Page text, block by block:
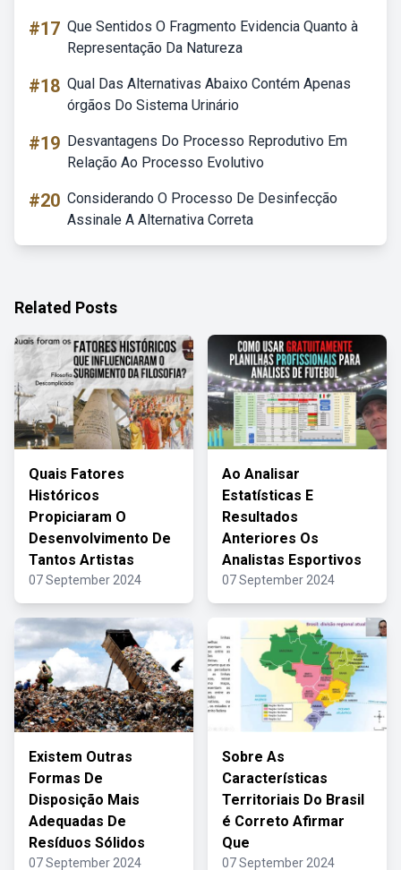
#17 Que Sentidos O Fragmento Evidencia Quanto à
Representação Da Natureza
#18 Qual Das Alternativas Abaixo Contém Apenas
órgãos Do Sistema Urinário
#19 Desvantagens Do Processo Reprodutivo Em
Relação Ao Processo Evolutivo
#20 Considerando O Processo De Desinfecção
Assinale A Alternativa Correta
Related Posts
Quais Fatores
Históricos
Propiciaram O
Desenvolvimento De
Tantos Artistas
07 September 2024
Ao Analisar
Estatísticas E
Resultados
Anteriores Os
Analistas Esportivos
07 September 2024
Existem Outras
Formas De
Disposição Mais
Adequadas De
Resíduos Sólidos
07 September 2024
Sobre As
Características
Territoriais Do Brasil
é Correto Afirmar
Que
07 September 2024